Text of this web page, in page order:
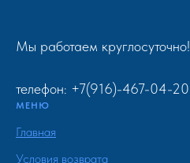
Мы работаем круглосуточно!
телефон: +7(916)-467-04-20
МЕНЮ
Главная
Условия возврата